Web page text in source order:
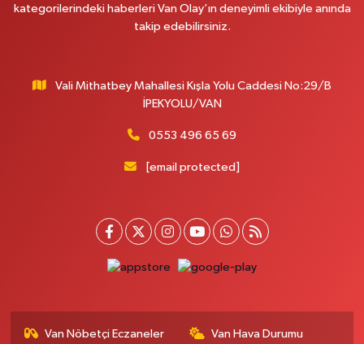
Yenı Derman Eczanesi
Akdamar Hastanesi Acil yanı. İpekyolu. Hatuniye mahallesi terzioğlu, Eski
Yol Tarifi Al
Hayat Eczanesi
Kışla Mah.Çınarlı Cad.1038 Sk.No:93 3-4
0 (432) 354 37 36 Yol Tarifi Al
kategorilerindeki haberleri Van Olay’ın deneyimli ekibiyle anında
takip edebilirsiniz.
Vali Mithatbey Mahallesi Kışla Yolu Caddesi No:29/B
İPEKYOLU/VAN
0553 496 65 69
[email protected]
Van Nöbetçi Eczaneler Van Hava Durumu